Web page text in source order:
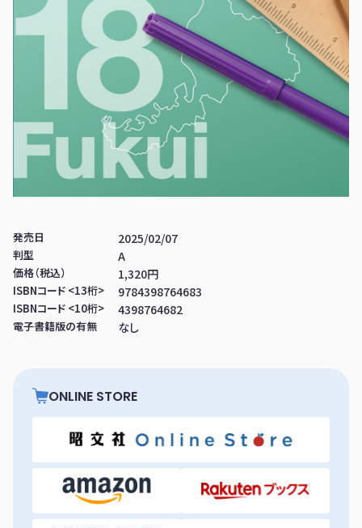
発売日 2025/02/07
判型 A
価格（税込） 1,320円
ISBNコード <13桁> 9784398764683
ISBNコード <10桁> 4398764682
電子書籍版の有無 なし
ONLINE STORE